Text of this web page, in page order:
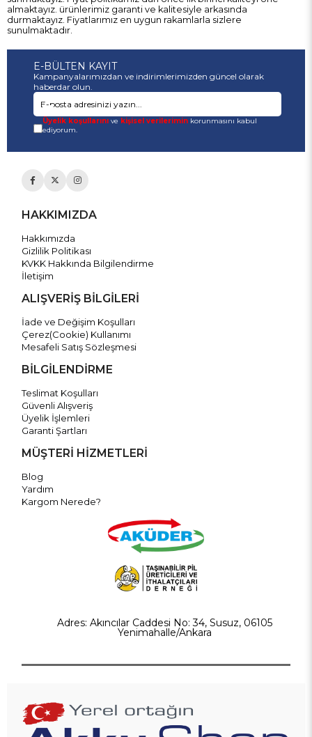
almaktayız. ürünlerimiz garanti ve kalitesiyle arkasında
durmaktayız. Fiyatlarımız en uygun rakamlarla sizlere
sunulmaktadır.
E-BÜLTEN KAYIT
Kampanyalarımızdan ve indirimlerimizden güncel olarak
haberdar olun.
Üyelik koşullarınıve kişisel verileriminkorunmasını kabul
ediyorum.
HAKKIMIZDA
Hakkımızda
Gizlilik Politikası
KVKK Hakkında Bilgilendirme
İletişim
ALIŞVERİŞ BİLGİLERİ
İade ve Değişim Koşulları
Çerez(Cookie) Kullanımı
Mesafeli Satış Sözleşmesi
BİLGİLENDİRME
Teslimat Koşulları
Güvenli Alışveriş
Üyelik İşlemleri
Garanti Şartları
MÜŞTERİ HİZMETLERİ
Blog
Yardım
Kargom Nerede?
Adres: Akıncılar Caddesi No: 34, Susuz, 06105
Yenimahalle/Ankara